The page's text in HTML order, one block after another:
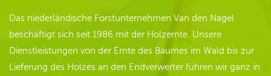
Das niederländische Forstunternehmen Van den Nagel
beschäftigt sich seit 1986 mit der Holzernte. Unsere
Dienstleistungen von der Ernte des Baumes im Wald bis zur
Lieferung des Holzes an den Endverwerter führen wir ganz in